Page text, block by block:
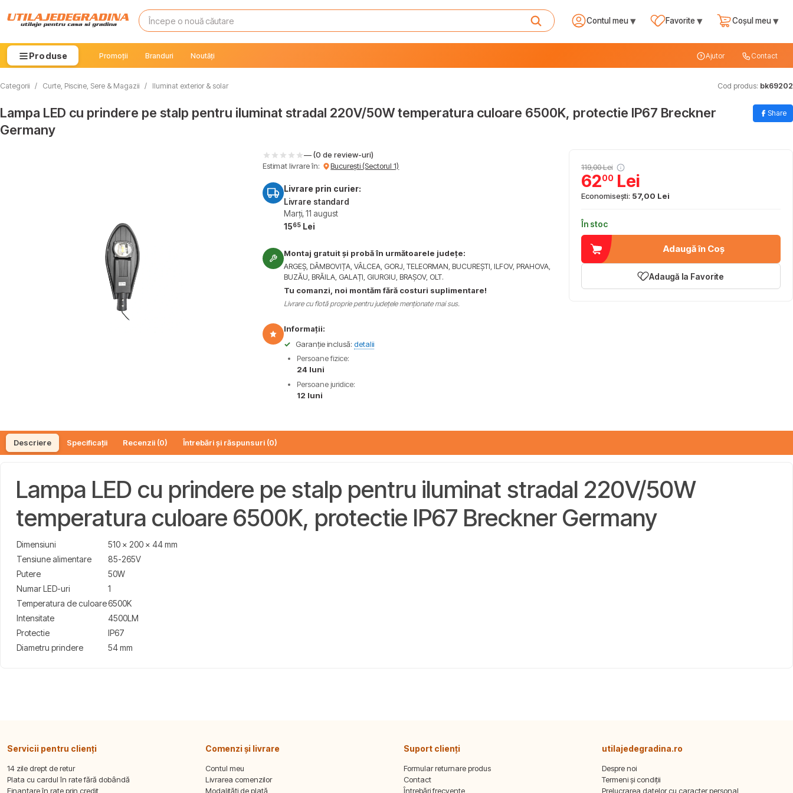
Contul meu▾ Favorite ▾ Coșul meu▾
Produse Promoții Branduri Noutăți Ajutor Contact
Categorii / Curte, Piscine, Sere & Magazii / Iluminat exterior & solar Cod produs: bk69202
Lampa LED cu prindere pe stalp pentru iluminat stradal 220V/50W temperatura culoare 6500K, protectie IP67 Breckner
Germany
Share
— (0 de review-uri)
Estimat livrare în:
București (Sectorul 1)
Livrare prin curier:
Livrare standard
Marți, 11 august
1565 Lei
Montaj gratuit și probă în următoarele județe:
ARGEȘ, DÂMBOVIȚA, VÂLCEA, GORJ, TELEORMAN, BUCUREȘTI, ILFOV, PRAHOVA,
BUZĂU, BRĂILA, GALAȚI, GIURGIU, BRAȘOV, OLT.
Tu comanzi, noi montăm fără costuri suplimentare!
Livrare cu flotă proprie pentru județele menționate mai sus.
Informații:
✓
Garanție inclusă:detalii
Persoane fizice:
24 luni
Persoane juridice:
12 luni
119,00 Lei
6200Lei
Economisești: 57,00 Lei
În stoc
Adaugă în Coș
Adaugă la Favorite
Descriere Specificații Recenzii (0) Întrebări și răspunsuri (0)
Lampa LED cu prindere pe stalp pentru iluminat stradal 220V/50W
temperatura culoare 6500K, protectie IP67 Breckner Germany
Dimensiuni
510 x 200 x 44 mm
Tensiune alimentare
85-265V
Putere
50W
Numar LED-uri
1
Temperatura de culoare6500K
Intensitate
4500LM
Protectie
IP67
Diametru prindere
54 mm
Servicii pentru clienți
14 zile drept de retur
Plata cu cardul în rate fără dobândă
Finanțare în rate prin credit
Comenzi și livrare
Contul meu
Livrarea comenzilor
Modalități de plată
Suport clienți
Formular returnare produs
Contact
Întrebări frecvente
utilajedegradina.ro
Despre noi
Termeni și condiții
Prelucrarea datelor cu caracter personal